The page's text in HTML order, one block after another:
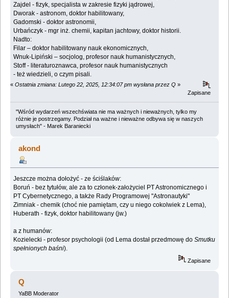
Zajdel - fizyk, specjalista w zakresie fizyki jądrowej,
Dworak - astronom, doktor habilitowany,
Gadomski - doktor astronomii,
Urbańczyk - mgr inż. chemii, kapitan jachtowy, doktor historii.
Nadto:
Filar – doktor habilitowany nauk ekonomicznych,
Wnuk-Lipiński – socjolog, profesor nauk humanistycznych,
Stoff - literaturoznawca, profesor nauk humanistycznych
- też wiedzieli, o czym pisali.
« Ostatnia zmiana: Lutego 22, 2025, 12:34:07 pm wysłana przez Q »
Zapisane
"Wśród wydarzeń wszechświata nie ma ważnych i nieważnych, tylko my
różnie je postrzegamy. Podział na ważne i nieważne odbywa się w naszych
umysłach" - Marek Baraniecki
akond
Jeszcze można dołożyć - ze ściślaków:
Boruń - bez tytułów, ale za to członek-założyciel PT Astronomicznego i
PT Cybernetycznego, a także Rady Programowej "Astronautyki"
Zimniak - chemik (choć nie pamiętam, czy u niego cokolwiek z Lema),
Huberath - fizyk, doktor habilitowany (jw.)
a z humanów:
Kozielecki - profesor psychologii (od Lema dostał przedmowę doSmutku
spełnionych baśni).
Zapisane
Q
YaBB Moderator